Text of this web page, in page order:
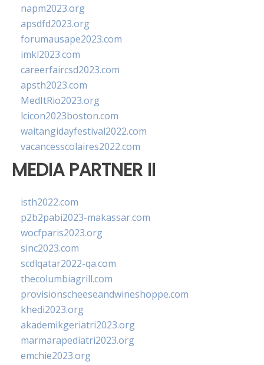
napm2023.org
apsdfd2023.org
forumausape2023.com
imkl2023.com
careerfaircsd2023.com
apsth2023.com
MedItRio2023.org
lcicon2023boston.com
waitangidayfestival2022.com
vacancesscolaires2022.com
MEDIA PARTNER II
isth2022.com
p2b2pabi2023-makassar.com
wocfparis2023.org
sinc2023.com
scdlqatar2022-qa.com
thecolumbiagrill.com
provisionscheeseandwineshoppe.com
khedi2023.org
akademikgeriatri2023.org
marmarapediatri2023.org
emchie2023.org